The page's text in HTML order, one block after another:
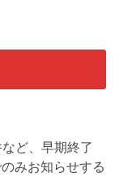
ど、早期終了
みお知らせする